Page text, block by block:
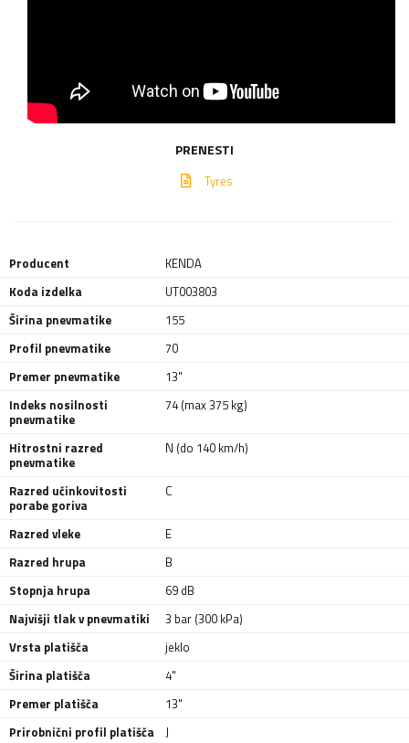
PRENESTI
Tyres
Producent
KENDA
Koda izdelka
UT003803
Širina pnevmatike
155
Profil pnevmatike
70
Premer pnevmatike
13"
Indeks nosilnosti
pnevmatike
74 (max 375 kg)
Hitrostni razred
pnevmatike
N (do 140 km/h)
Razred učinkovitosti
porabe goriva
C
Razred vleke
E
Razred hrupa
B
Stopnja hrupa
69 dB
Najvišji tlak v pnevmatiki
3 bar (300 kPa)
Vrsta platišča
jeklo
Širina platišča
4"
Premer platišča
13"
Prirobnični profil platišča
J